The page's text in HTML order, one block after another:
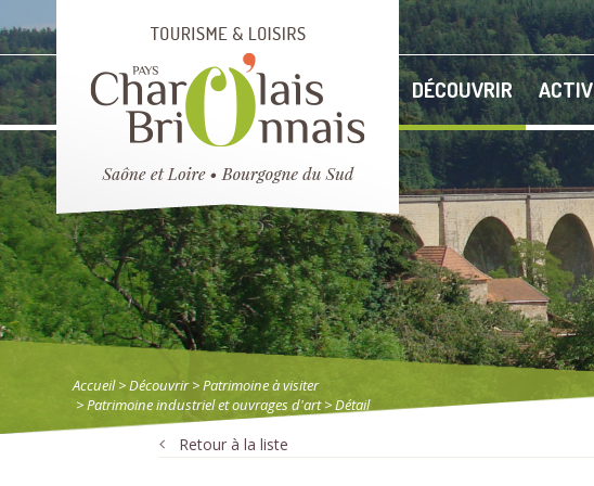
DÉCOUVRIR
Accueil> Découvrir>Patrimoine à visiter
>Patrimoine industriel et ouvrages d'art> Détail
Retour à la liste